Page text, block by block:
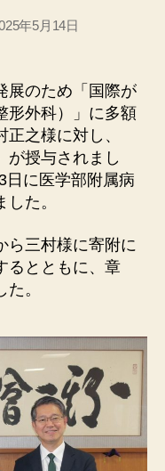
年5月14日
展のため「国際が
形外科）」に多額
之様に対し、
が授与されまし
日に医学部附属病
た。
ら三村様に寄附に
るとともに、章
。